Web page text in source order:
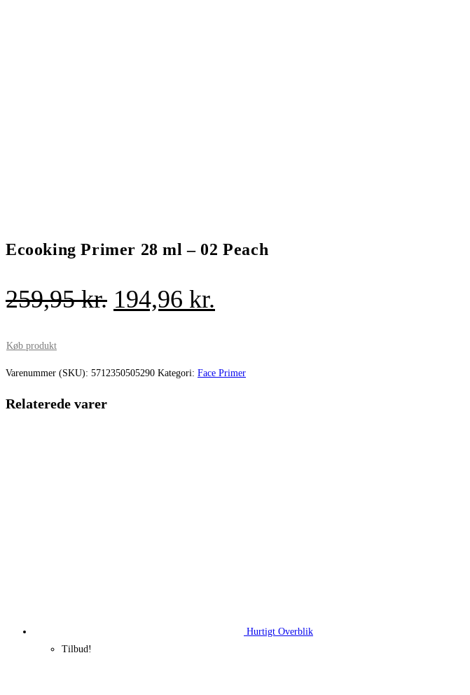
Ecooking Primer 28 ml – 02 Peach
259,95kr. Den
var:
194,96 kr.
er:
Køb produkt
Varenummer (SKU): 5712350505290 Kategori: Face Primer
Relaterede varer
Hurtigt Overblik
Tilbud!